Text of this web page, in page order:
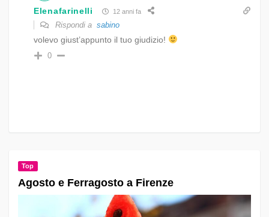
Elenafarinelli 12 anni fa
Rispondi a sabino
volevo giust’appunto il tuo giudizio!
0
Top
Agosto e Ferragosto a Firenze